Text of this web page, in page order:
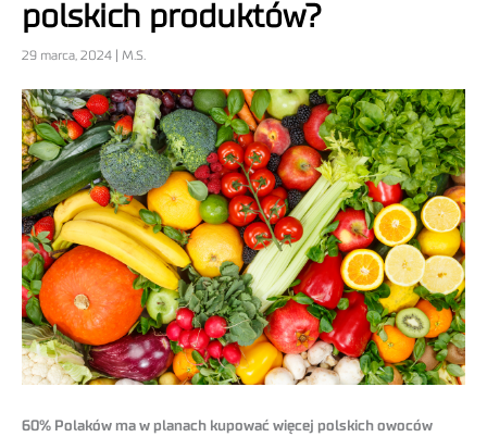
polskich produktów?
29 marca, 2024 | M.S.
60% Polaków ma w planach kupować więcej polskich owoców